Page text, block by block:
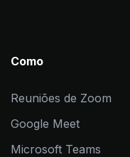
Como
Reuniões de Zoom
Google Meet
Microsoft Teams